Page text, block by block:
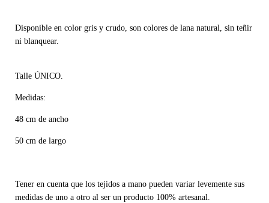
Disponible en color gris y crudo, son colores de lana natural, sin teñir
ni blanquear.
Talle ÚNICO.
Medidas:
48 cm de ancho
50 cm de largo
Tener en cuenta que los tejidos a mano pueden variar levemente sus
medidas de uno a otro al ser un producto 100% artesanal.